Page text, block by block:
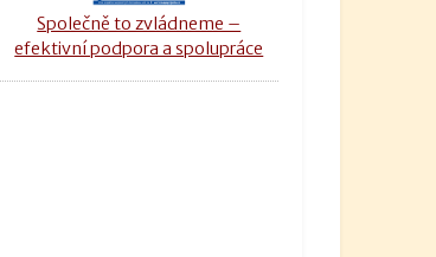
Společně to zvládneme –
efektivní podpora a spolupráce